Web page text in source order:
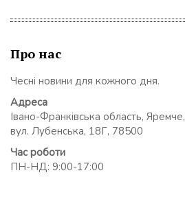
Про нас
Чесні новини для кожного дня.
Адреса
Івано-Франківська область, Яремче,
вул. Лубенська, 18Г, 78500
Час роботи
ПН-НД: 9:00-17:00